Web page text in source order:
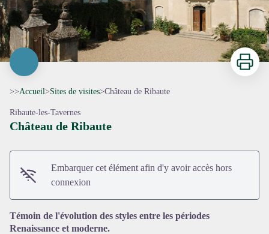
Imprimer
>>Accueil>Sites de visites>Château de Ribaute
Ribaute-les-Tavernes
Château de Ribaute
Embarquer cet élément afin d'y avoir accès hors
connexion
Témoin de l'évolution des styles entre les périodes
Renaissance et moderne.